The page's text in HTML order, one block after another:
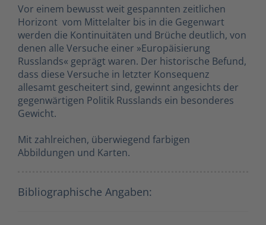
Vor einem bewusst weit gespannten zeitlichen
Horizont  vom Mittelalter bis in die Gegenwart 
werden die Kontinuitäten und Brüche deutlich, von
denen alle Versuche einer »Europäisierung
Russlands« geprägt waren. Der historische Befund,
dass diese Versuche in letzter Konsequenz
allesamt gescheitert sind, gewinnt angesichts der
gegenwärtigen Politik Russlands ein besonderes
Gewicht.
Mit zahlreichen, überwiegend farbigen
Abbildungen und Karten.
Bibliographische Angaben: